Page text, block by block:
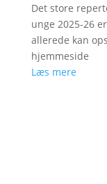
Det store
unge 2025-26
allerede kan
hjemmeside
Læs mere